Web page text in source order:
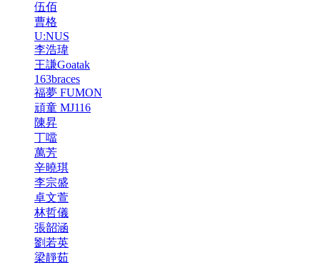
伍佰
曹格
U:NUS
李浩瑋
王謙Goatak
163braces
福夢 FUMON
頑童 MJ116
陳昇
丁噹
萬芳
辛曉琪
李宗盛
卓文萱
林哲儀
張韶涵
劉若英
梁靜茹